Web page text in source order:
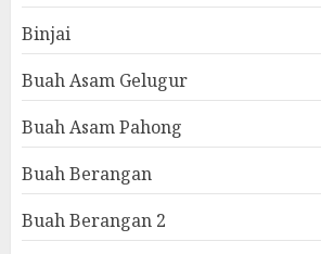
Binjai
Buah Asam Gelugur
Buah Asam Pahong
Buah Berangan
Buah Berangan 2